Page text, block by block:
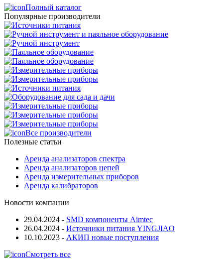
Полный каталог
Популярные производители
Все производители
Полезные статьи
Аренда анализаторов спектра
Аренда анализаторов цепей
Аренда измерительных приборов
Аренда калибраторов
Новости компании
29.04.2024 - SMD компоненты Aimtec
26.04.2024 - Источники питания YINGJIAO
10.10.2023 - АКИП новые поступления
Смотреть все